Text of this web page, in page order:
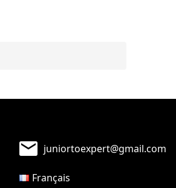
juniortoexpert@gmail.com
Français